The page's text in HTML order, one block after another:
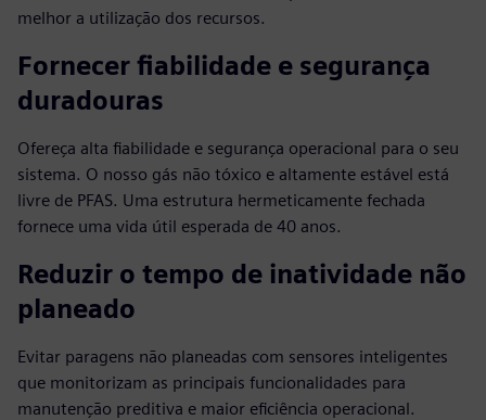
melhor a utilização dos recursos.
Fornecer fiabilidade e segurança
duradouras
Ofereça alta fiabilidade e segurança operacional para o seu
sistema. O nosso gás não tóxico e altamente estável está
livre de PFAS. Uma estrutura hermeticamente fechada
fornece uma vida útil esperada de 40 anos.
Reduzir o tempo de inatividade não
planeado
Evitar paragens não planeadas com sensores inteligentes
que monitorizam as principais funcionalidades para
manutenção preditiva e maior eficiência operacional.